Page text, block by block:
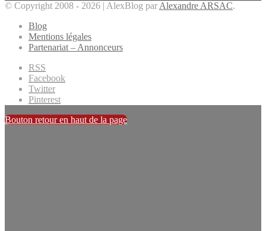
© Copyright 2008 - 2026 | AlexBlog par Alexandre ARSAC.
Blog
Mentions légales
Partenariat – Annonceurs
RSS
Facebook
Twitter
Pinterest
Bouton retour en haut de la page